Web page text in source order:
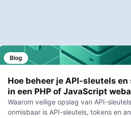
Blog
Hoe beheer je API-sleutels
in een PHP of JavaScript
Waarom veilige opslag van API-
onmisbaar is API-sleutels, tokens en